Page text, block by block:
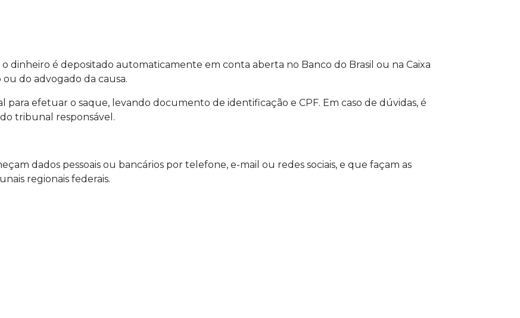
dinheiro é depositado automaticamente em conta aberta no Banco do Brasil ou na Caixa
do advogado da causa.
efetuar o saque, levando documento de identificação e CPF. Em caso de dúvidas, é
tribunal responsável.
dados pessoais ou bancários por telefone, e-mail ou redes sociais, e que façam as
regionais federais.